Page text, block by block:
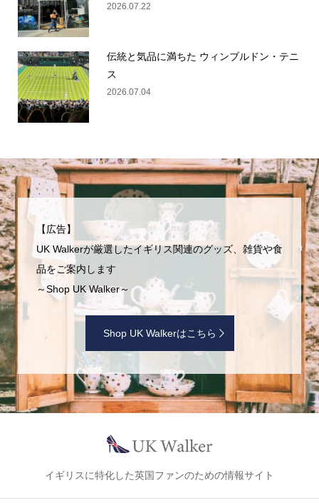
2026.07.22
伝統と気品に満ちた ウィンブルドン・テニ
ス
2026.07.04
【広告】
UK Walkerが厳選したイギリス関連のグッズ、雑貨や食
品をご案内します
～Shop UK Walker～
Shop UK Walkerはこちら
イギリスに特化した英国ファンのための情報サイト